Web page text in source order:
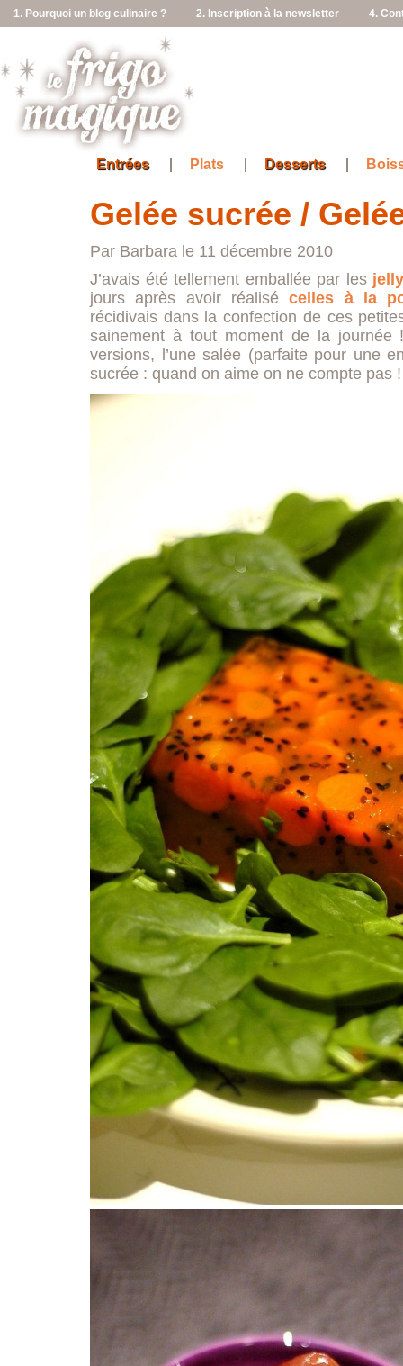
1. Pourquoi un blog culinaire ? 2. Inscription à la newsletter 4.
Entrées Plats Desserts
Gelée sucrée /
Par Barbara le 11 décembre 2010
J’avais été tellement emballée par les
jours après avoir réalisécelles à la
récidivais dans la confection de ces
sainement à tout moment de la
versions, l’une salée (parfaite pour une
sucrée : quand on aime on ne compte pas !